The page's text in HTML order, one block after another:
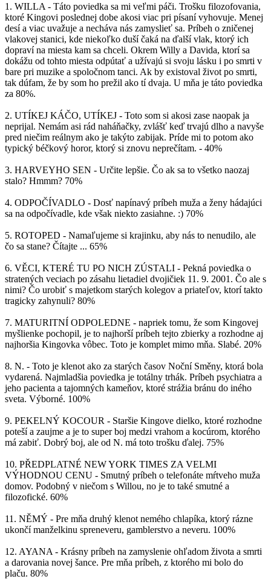
1. WILLA - Táto poviedka sa mi veľmi páči. Trošku filozofovania,
ktoré Kingovi poslednej dobe akosi viac pri písaní vyhovuje. Menej
desí a viac uvažuje a necháva nás zamyslieť sa. Príbeh o zničenej
vlakovej stanici, kde niekoľko duší čaká na ďalší vlak, ktorý ich
dopraví na miesta kam sa chceli. Okrem Willy a Davida, ktorí sa
dokážu od tohto miesta odpútať a užívajú si svoju lásku i po smrti v
bare pri muzike a spoločnom tanci. Ak by existoval život po smrti,
tak dúfam, že by som ho prežil ako tí dvaja. U mňa je táto poviedka
za 80%.
2. UTÍKEJ KÁČO, UTÍKEJ - Toto som si akosi zase naopak ja
neprijal. Nemám asi rád naháňačky, zvlášť keď trvajú dlho a navyše
pred niečim reálnym ako je takýto zabijak. Príde mi to potom ako
typický béčkový horor, ktorý si znovu neprečítam. - 40%
3. HARVEYHO SEN - Určite lepšie. Čo ak sa to všetko naozaj
stalo? Hmmm? 70%
4. ODPOČÍVADLO - Dosť napínavý príbeh muža a ženy hádajúci
sa na odpočívadle, kde však niekto zasiahne. :) 70%
5. ROTOPED - Namaľujeme si krajinku, aby nás to nenudilo, ale
čo sa stane? Čítajte ... 65%
6. VĚCI, KTERÉ TU PO NICH ZÚSTALI - Pekná poviedka o
stratených veciach po zásahu lietadiel dvojičiek 11. 9. 2001. Čo ale s
nimi? Čo urobiť s majetkom starých kolegov a priateľov, ktorí takto
tragicky zahynuli? 80%
7. MATURITNÍ ODPOLEDNE - napriek tomu, že som Kingovej
myšlienke pochopil, je to najhorší príbeh tejto zbierky a rozhodne aj
najhoršia Kingovka vôbec. Toto je komplet mimo mňa. Slabé. 20%
8. N. - Toto je klenot ako za starých časov Noční Směny, ktorá bola
vydarená. Najmladšia poviedka je totálny trhák. Príbeh psychiatra a
jeho pacienta a tajomných kameňov, ktoré strážia bránu do iného
sveta. Výborné. 100%
9. PEKELNÝ KOCOUR - Staršie Kingove dielko, ktoré rozhodne
poteší a zaujme a je to super boj medzi vrahom a kocúrom, ktorého
má zabiť. Dobrý boj, ale od N. má toto trošku ďalej. 75%
10. PŘEDPLATNÉ NEW YORK TIMES ZA VELMI
VÝHODNOU CENU - Smutný príbeh o telefonáte mŕtveho muža
domov. Podobný v niečom s Willou, no je to také smutné a
filozofické. 60%
11. NĚMÝ - Pre mňa druhý klenot nemého chlapíka, ktorý rázne
ukončí manželkinu spreneveru, gamblerstvo a neveru. 100%
12. AYANA - Krásny príbeh na zamyslenie ohľadom života a smrti
a darovania novej šance. Pre mňa príbeh, z ktorého mi bolo do
plaču. 80%